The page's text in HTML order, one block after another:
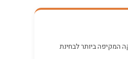
המקיפה ביותר לבחינת